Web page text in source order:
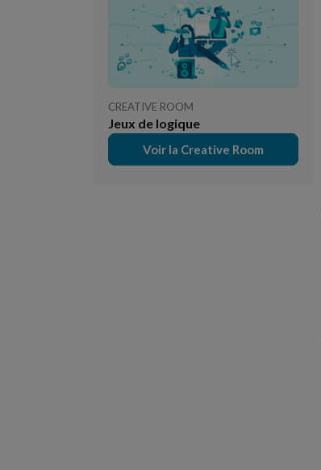
CREATIVE ROOM
Jeux de logique
Voir la Creative Room